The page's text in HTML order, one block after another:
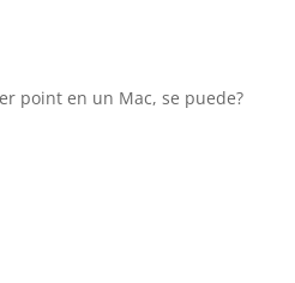
point en un Mac, se puede?